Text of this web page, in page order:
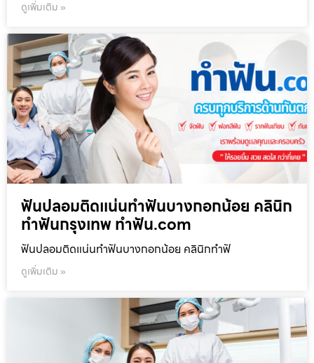
ดูเพิ่มเติม »
ฟันปลอมติดแน่นทำฟันบางกอกน้อย คลินิก
ทำฟันกรุงเทพ ทำฟัน.com
ฟันปลอมติดแน่นทำฟันบางกอกน้อย คลินิกทำฟั
ดูเพิ่มเติม »